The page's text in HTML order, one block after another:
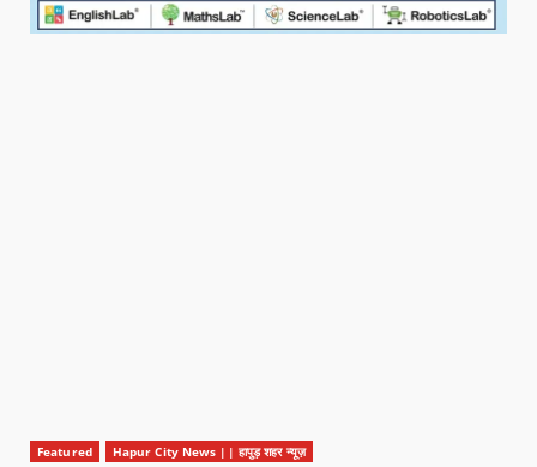
Featured Hapur City News || हापुड़ शहर न्यूज़